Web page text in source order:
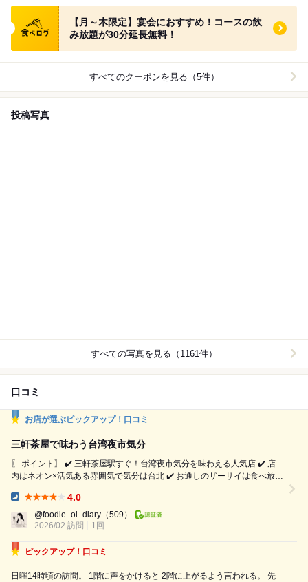
食べログ クーポン
【月～木限定】宴会におすすめ！コースの飲
み放題が30分延長無料！
すべてのクーポンを見る（5件）
投稿写真
すべての写真を見る（1161件）
口コミ
お店が選ぶピックアップ！口コミ
三軒茶屋で味わう台湾夜市気分
〖 ポイント〗 ✔️ 三軒茶屋駅すぐ！台湾夜市気分を味わえる人気店 ✔️ 店
内はネオン×活気ある雰囲気で気分は台北 ✔️ お通しのザーサイは食べ放題
ピート率 〗 ★★★★★ 〖 利用シーン 〗 友達とのごはん、カジュアルデ
ート、サク飲みに 〖 予約 〗 平日でも混むので時間帯によっては予約が
お...
4.0
@foodie_ol_diary （509）
2026/02 訪問
1回
ピックアップ！口コミ
日曜14時頃の訪問。 1階に声をかけると 2階に上がるよう言われる。 先